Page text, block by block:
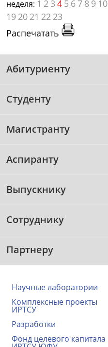
неделя: 1 2 3 4 5 6 7 8 9 10
19 20 21 22 23
Распечатать
Абитуриенту
Студенту
Магистранту
Аспиранту
Выпускнику
Сотруднику
Партнеру
Научные лаборатории
Комплексные проекты
ИРТСУ
Разработки
Фонд целевого капитала